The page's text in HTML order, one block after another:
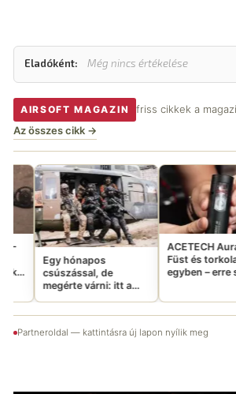
Eladóként: Még nincs értékelése
AIRSOFT MAGAZIN
friss cikkek a
Az összes cikk →
de
várni: itt a
ACETECH AuraMist:
Füst és torkolattűz
egyben – erre sokan
vártatok
Partneroldal — kattintásra új lapon nyílik meg